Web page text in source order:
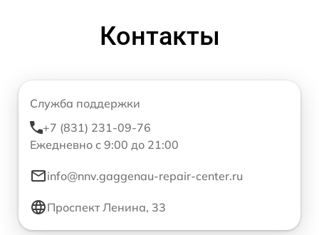
Контакты
Служба поддержки
+7 (831) 231-09-76
Ежедневно с 9:00 до 21:00
info@nnv.gaggenau-repair-center.ru
Проспект Ленина, 33